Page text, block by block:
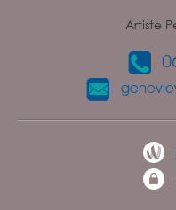
Artiste